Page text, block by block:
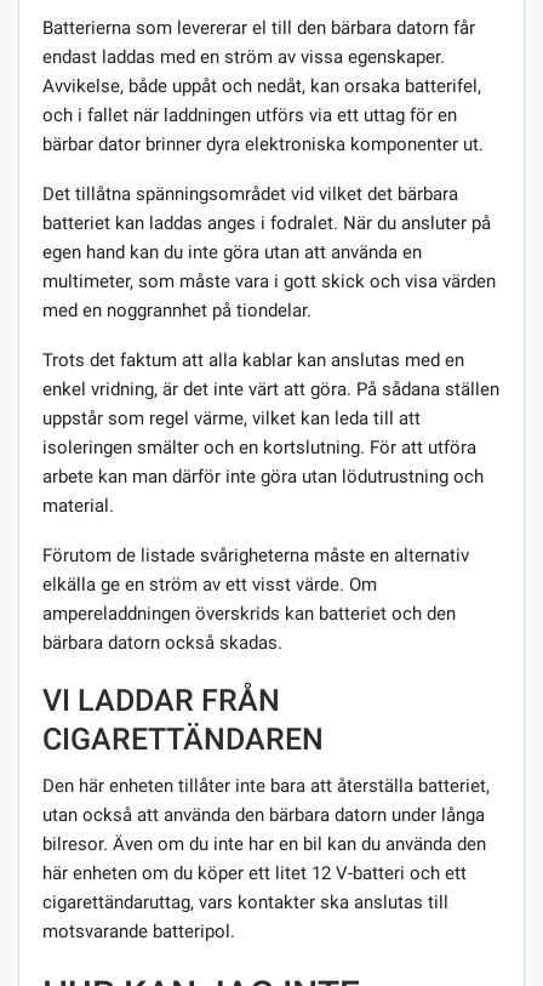
Batterierna som levererar el till den bärbara datorn får
endast laddas med en ström av vissa egenskaper.
Avvikelse, både uppåt och nedåt, kan orsaka batterifel,
och i fallet när laddningen utförs via ett uttag för en
bärbar dator brinner dyra elektroniska komponenter ut.
Det tillåtna spänningsområdet vid vilket det bärbara
batteriet kan laddas anges i fodralet. När du ansluter på
egen hand kan du inte göra utan att använda en
multimeter, som måste vara i gott skick och visa värden
med en noggrannhet på tiondelar.
Trots det faktum att alla kablar kan anslutas med en
enkel vridning, är det inte värt att göra. På sådana ställen
uppstår som regel värme, vilket kan leda till att
isoleringen smälter och en kortslutning. För att utföra
arbete kan man därför inte göra utan lödutrustning och
material.
Förutom de listade svårigheterna måste en alternativ
elkälla ge en ström av ett visst värde. Om
ampereladdningen överskrids kan batteriet och den
bärbara datorn också skadas.
VI LADDAR FRÅN
CIGARETTÄNDAREN
Den här enheten tillåter inte bara att återställa batteriet,
utan också att använda den bärbara datorn under långa
bilresor. Även om du inte har en bil kan du använda den
här enheten om du köper ett litet 12 V-batteri och ett
cigarettändaruttag, vars kontakter ska anslutas till
motsvarande batteripol.